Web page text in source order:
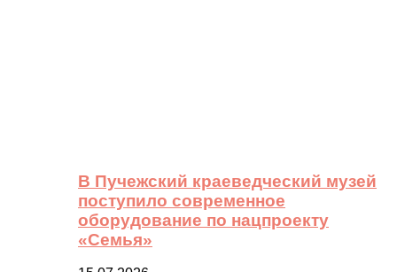
В Пучежский краеведческий музей
поступило современное
оборудование по нацпроекту
«Семья»